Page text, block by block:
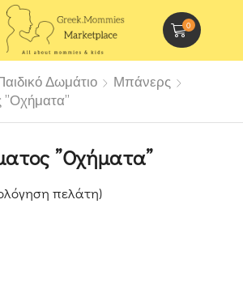
0
Δωμάτιο
Μπάνερς
”Οχήματα”
πελάτη)